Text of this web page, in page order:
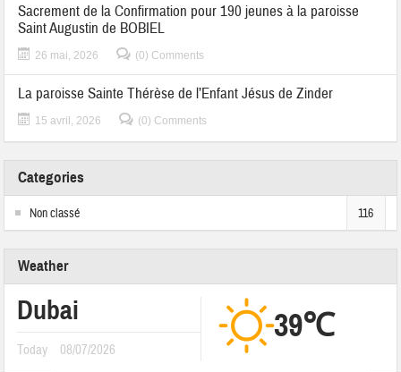
Sacrement de la Confirmation pour 190 jeunes à la paroisse
Saint Augustin de BOBIEL
26 mai, 2026 (0) Comments
La paroisse Sainte Thérèse de l’Enfant Jésus de Zinder
15 avril, 2026 (0) Comments
Categories
Non classé 116
Weather
Dubai
Today 08/07/2026
39℃